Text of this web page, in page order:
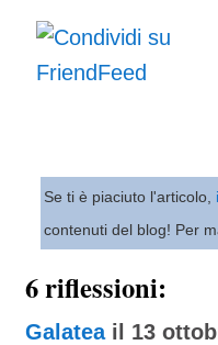
Se ti è piaciuto l'articolo,
contenuti del blog! Per
6 riflessioni:
Galateail 13